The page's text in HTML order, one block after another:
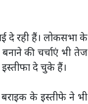
दे रही हैं। लोकसभा के
की चर्चाएं भी तेज
दे चुके हैं।
के इस्तीफे ने भी